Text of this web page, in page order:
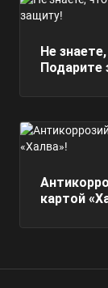
Не
Подарите
картой